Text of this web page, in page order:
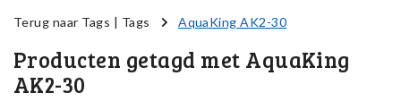
Terug naar Tags | Tags AquaKing AK2-30
Producten getagd met AquaKing
AK2-30